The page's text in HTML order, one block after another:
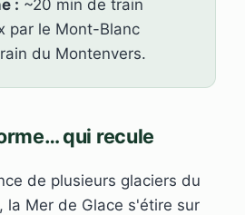
: ~20 min de train
par le Mont-Blanc
du Montenvers.
qui recule
de plusieurs glaciers du
la Mer de Glace s'étire sur